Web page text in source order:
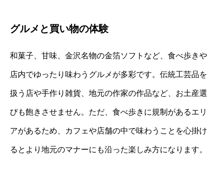
グルメと買い物の体験
和菓子、甘味、金沢名物の金箔ソフトなど、食べ歩きや
店内でゆったり味わうグルメが多彩です。伝統工芸品を
扱う店や手作り雑貨、地元の作家の作品など、お土産選
びも飽きさせません。ただ、食べ歩きに規制があるエリ
アがあるため、カフェや店舗の中で味わうことを心掛け
るとより地元のマナーにも沿った楽しみ方になります。